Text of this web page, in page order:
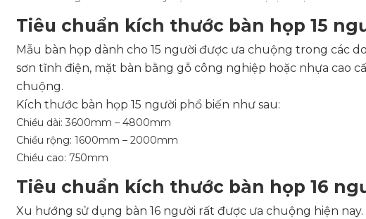
Tiêu chuẩn kích thước bàn họp 15
Mẫu bàn họp dành cho 15 người được ưa chuộng trong các
sơn tĩnh điện, mặt bàn bằng gỗ công nghiệp hoặc nhựa cao
chuộng.
Kích thước bàn họp 15 người phổ biến như sau:
Chiều dài: 3600mm – 4800mm
Chiều rộng: 1600mm – 2000mm
Chiều cao: 750mm
Tiêu chuẩn kích thước bàn họp 16
Xu hướng sử dụng bàn 16 người rất được ưa chuộng hiện